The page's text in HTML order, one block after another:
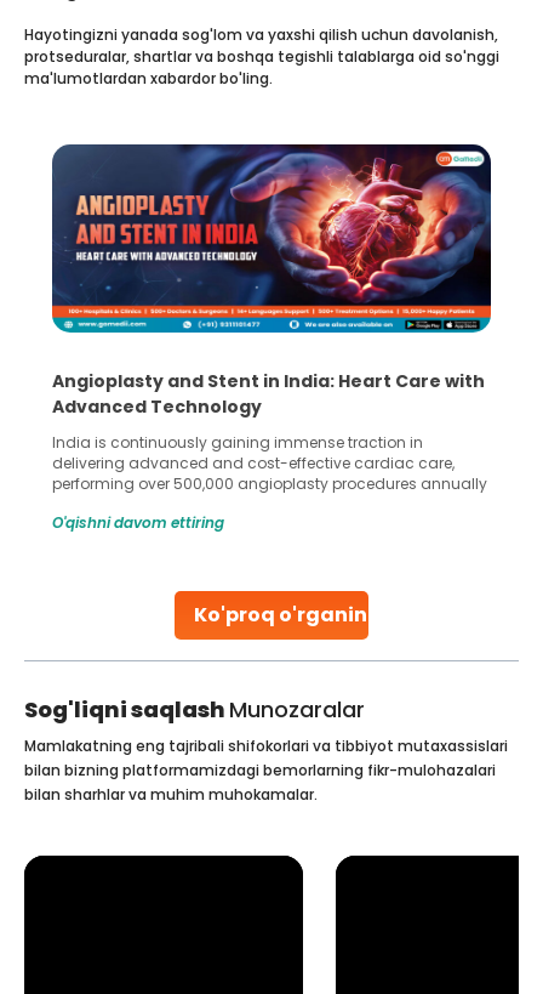
Ko'proq o'rganing
Hayotingizni yanada sog'lom va yaxshi qilish uchun davolanish,
protseduralar, shartlar va boshqa tegishli talablarga oid so'nggi
ma'lumotlardan xabardor bo'ling.
5 Essential Steps for Effective Human Sperm
Collection and Processing Methods
Human sperm collection and processing are critical steps
in advanced reproductive techniques like In Vitro
Fertilization (IVF) and intrauterine insemination (IUI). These
challenges and help couples achieve their dream of
collected, they process the
O'qishni davom ettiring
Sog'liqni saqlash Munozaralar
Mamlakatning eng tajribali shifokorlari va tibbiyot mutaxassislari
bilan bizning platformamizdagi bemorlarning fikr-mulohazalari
bilan sharhlar va muhim muhokamalar.